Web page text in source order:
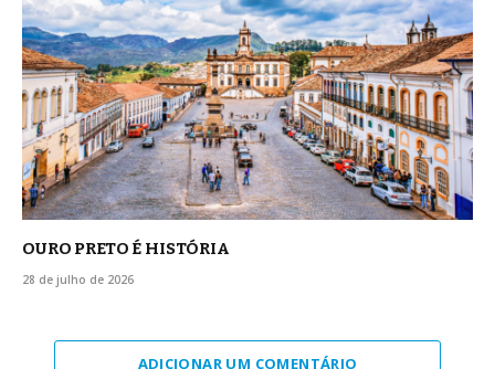
OURO PRETO É HISTÓRIA
28 de julho de 2026
ADICIONAR UM COMENTÁRIO